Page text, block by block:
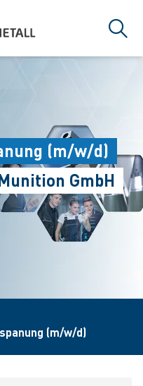
(m/w/d)
GmbH
(m/w/d)